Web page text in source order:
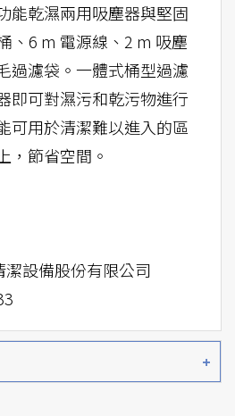
能乾濕兩用吸塵器與堅固
、6 m 電源線、2 m 吸塵
過濾袋。一體式桶型過濾
即可對濕污和乾污物進行
可用於清潔難以進入的區
，節省空間。
潔設備股份有限公司